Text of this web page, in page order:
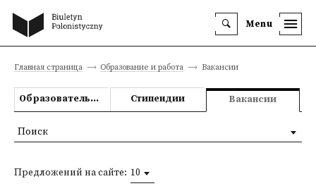
Menu
Главная страница Образование и работа Вакансии
Образовательные предложения Стипендии Вакансии
Предложений на сайте: 10
Поиск